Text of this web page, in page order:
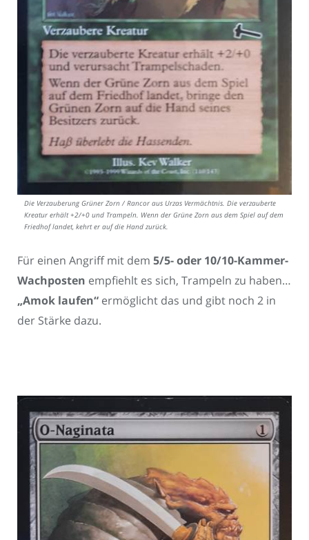
Die Verzauberung Grüner Zorn / Rancor aus Urzas Vermächtnis. Die verzauberte
Kreatur erhält +2/+0 und Trampeln. Wenn der Grüne Zorn aus dem Spiel auf dem
Friedhof landet, kehrt er auf die Hand zurück.
Für einen Angriff mit dem 5/5- oder 10/10-Kammer-
Wachposten empfiehlt es sich, Trampeln zu haben…
„Amok laufen“ ermöglicht das und gibt noch 2 in
der Stärke dazu.